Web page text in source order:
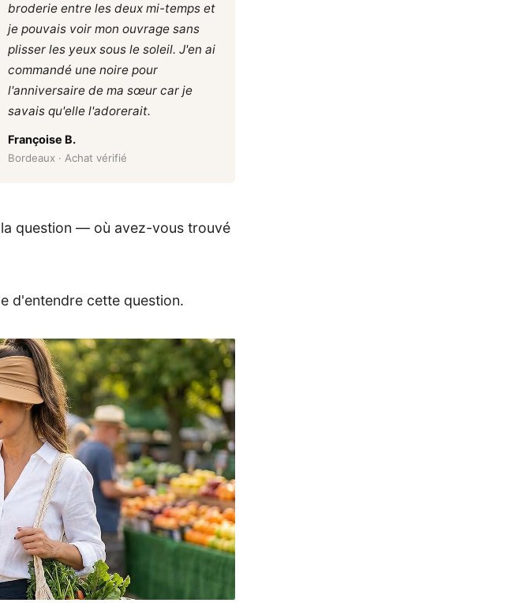
broderie entre les deux mi-temps et
je pouvais voir mon ouvrage sans
plisser les yeux sous le soleil. J'en ai
commandé une noire pour
l'anniversaire de ma sœur car je
savais qu'elle l'adorerait.
Françoise B.
Bordeaux · Achat vérifié
question — où avez-vous trouvé
d'entendre cette question.